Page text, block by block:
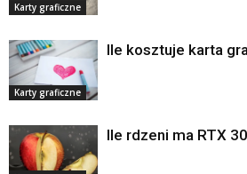
Karty graficzne
Karty graficzne
Ile kosztuje karta
Ile rdzeni ma RTX